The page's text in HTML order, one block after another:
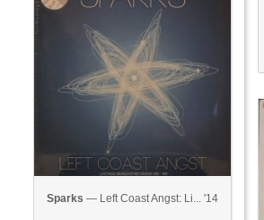
Sparks — Left Coast Angst: Li... '14